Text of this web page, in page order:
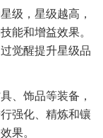
级，星级越高，
能和增益效果。
觉醒提升星级品
、饰品等装备，
强化、精炼和镶
果。